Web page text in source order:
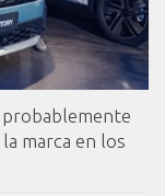
probablemente
marca en los